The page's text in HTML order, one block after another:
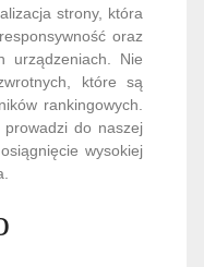
strony, która
oraz
urządzeniach. Nie
które są
rankingowych.
prowadzi do naszej
wysokiej